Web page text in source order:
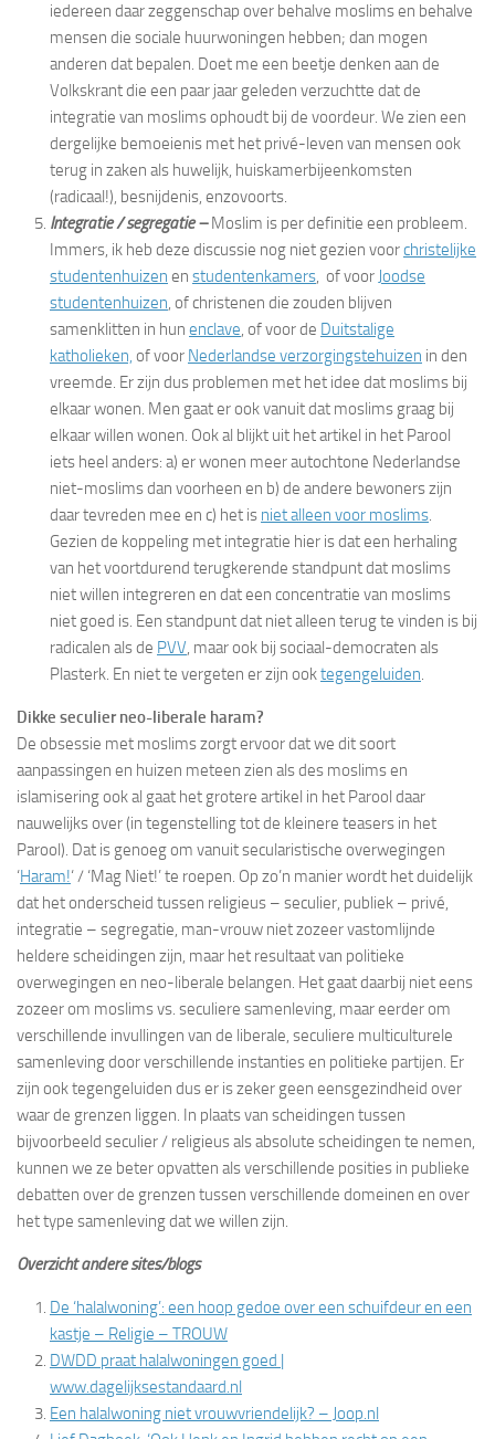
iedereen daar zeggenschap over behalve moslims en behalve
mensen die sociale huurwoningen hebben; dan mogen
anderen dat bepalen. Doet me een beetje denken aan de
Volkskrant die een paar jaar geleden verzuchtte dat de
integratie van moslims ophoudt bij de voordeur. We zien een
dergelijke bemoeienis met het privé-leven van mensen ook
terug in zaken als huwelijk, huiskamerbijeenkomsten
(radicaal!), besnijdenis, enzovoorts.
Integratie / segregatie –Moslim is per definitie een probleem.
Immers, ik heb deze discussie nog niet gezien voorchristelijke
studentenhuizen en studentenkamers, of voor Joodse
studentenhuizen, of christenen die zouden blijven
samenklitten in hun enclave, of voor de Duitstalige
katholieken, of voor Nederlandse verzorgingstehuizen in den
vreemde. Er zijn dus problemen met het idee dat moslims bij
elkaar wonen. Men gaat er ook vanuit dat moslims graag bij
elkaar willen wonen. Ook al blijkt uit het artikel in het Parool
iets heel anders: a) er wonen meer autochtone Nederlandse
niet-moslims dan voorheen en b) de andere bewoners zijn
daar tevreden mee en c) het is niet alleen voor moslims.
Gezien de koppeling met integratie hier is dat een herhaling
van het voortdurend terugkerende standpunt dat moslims
niet willen integreren en dat een concentratie van moslims
niet goed is. Een standpunt dat niet alleen terug te vinden is bij
radicalen als de PVV, maar ook bij sociaal-democraten als
Plasterk. En niet te vergeten er zijn ooktegengeluiden.
Dikke seculier neo-liberale haram?
De obsessie met moslims zorgt ervoor dat we dit soort
aanpassingen en huizen meteen zien als des moslims en
islamisering ook al gaat het grotere artikel in het Parool daar
nauwelijks over (in tegenstelling tot de kleinere teasers in het
Parool). Dat is genoeg om vanuit secularistische overwegingen
‘Haram!‘ / ‘Mag Niet!’ te roepen. Op zo’n manier wordt het duidelijk
dat het onderscheid tussen religieus – seculier, publiek – privé,
integratie – segregatie, man-vrouw niet zozeer vastomlijnde
heldere scheidingen zijn, maar het resultaat van politieke
overwegingen en neo-liberale belangen. Het gaat daarbij niet eens
zozeer om moslims vs. seculiere samenleving, maar eerder om
verschillende invullingen van de liberale, seculiere multiculturele
samenleving door verschillende instanties en politieke partijen. Er
zijn ook tegengeluiden dus er is zeker geen eensgezindheid over
waar de grenzen liggen. In plaats van scheidingen tussen
bijvoorbeeld seculier / religieus als absolute scheidingen te nemen,
kunnen we ze beter opvatten als verschillende posities in publieke
debatten over de grenzen tussen verschillende domeinen en over
het type samenleving dat we willen zijn.
Overzicht andere sites/blogs
De ‘halalwoning’: een hoop gedoe over een schuifdeur en een
kastje – Religie – TROUW
DWDD praat halalwoningen goed |
www.dagelijksestandaard.nl
Een halalwoning niet vrouwvriendelijk? – Joop.nl